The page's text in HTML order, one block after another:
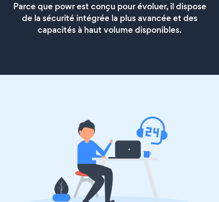
Parce que powr est conçu pour évoluer, il dispose
de la sécurité intégrée la plus avancée et des
capacités à haut volume disponibles.